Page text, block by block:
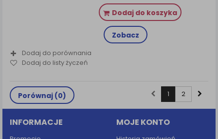
Dodaj do koszyka
Zobacz
Dodaj do porównania
Dodaj do listy życzeń
Porównaj (0) 1 2
INFORMACJE MOJE KONTO